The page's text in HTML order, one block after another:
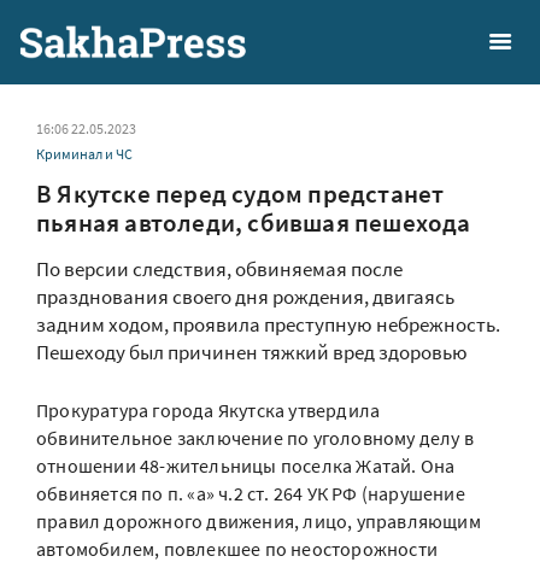
16:06 22.05.2023
Криминал и ЧС
В Якутске перед судом предстанет
пьяная автоледи, сбившая пешехода
По версии следствия, обвиняемая после
празднования своего дня рождения, двигаясь
задним ходом, проявила преступную небрежность.
Пешеходу был причинен тяжкий вред здоровью
Прокуратура города Якутска утвердила
обвинительное заключение по уголовному делу в
отношении 48-жительницы поселка Жатай. Она
обвиняется по п. «а» ч.2 ст. 264 УК РФ (нарушение
правил дорожного движения, лицо, управляющим
автомобилем, повлекшее по неосторожности